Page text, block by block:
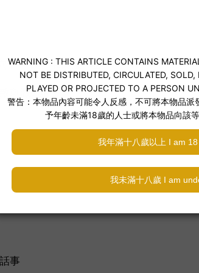
」— 陰蒂和陰道G點
刺激G點
事